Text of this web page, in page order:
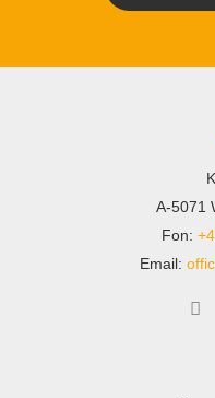
A-5071
Fon:
Email: